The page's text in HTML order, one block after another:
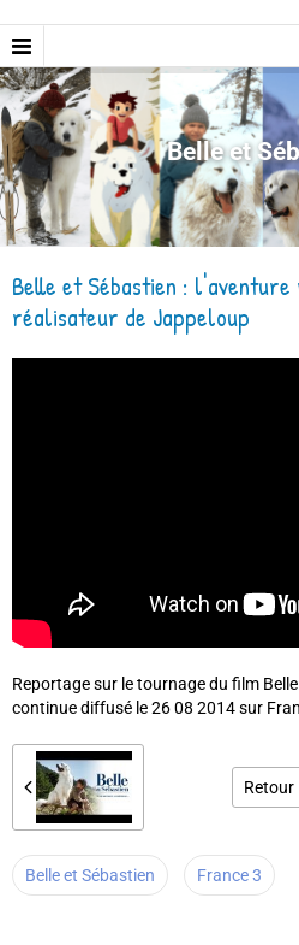
Belle et
Belle et Sébastien :
réalisateur de Jappeloup
Reportage sur le tournage du film
continue diffusé le 26 08 2014 sur
Retour
Belle et Sébastien France 3